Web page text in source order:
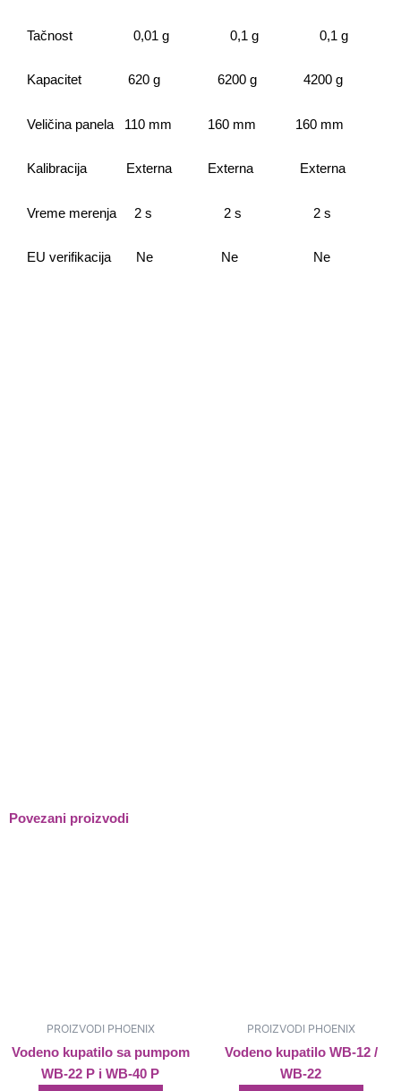
čišćenje
Tačnost 0,01 g 0,1 g 0,1 g
Kapacitet 620 g 6200 g 4200 g
Veličina panela 110 mm 160 mm 160 mm
Kalibracija Externa Externa Externa
Vreme merenja 2 s 2 s 2 s
EU verifikacija Ne Ne Ne
Povezani proizvodi
PROIZVODI PHOENIX
Vodeno kupatilo sa pumpom
WB-22 P i WB-40 P
PROIZVODI PHOENIX
Vodeno kupatilo WB-12 /
WB-22